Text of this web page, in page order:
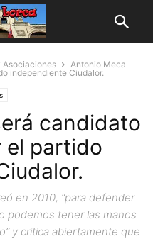
Asociaciones
Antonio Meca
independiente Ciudalor.
candidato
el partido
en 2010, “para defender
podemos tener las manos
y critica abiertamente que